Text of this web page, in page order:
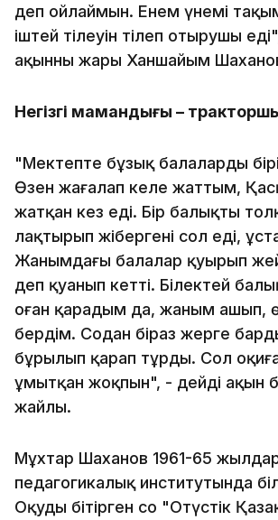
деп ойлаймын. Енем үнемі
іштей тілеуін тілеп отырушы
ақынның жары Ханшайым
Негізгі мамандығы –
"Мектепте бұзық балалардың
Өзен жағалап келе жаттым,
жатқан кез еді. Бір балықты
лақтырып жібергені сол еді,
Жанымдағы балалар қуырып
деп қуанып кетті. Білектей
оған қарадым да, жаным ашып,
бердім. Содан біраз жерге
бұрылып қарап тұрды. Сол
ұмытқан жоқпын", - дейді ақын
жайлы.
Мұхтар Шаханов 1961-65
педагогикалық институтында
Оқуды бітірген соң "Оңтүстік